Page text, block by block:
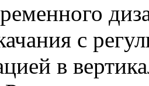
с
в